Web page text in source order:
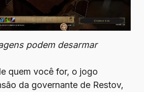
podem desarmar
quem você for, o jogo
da governante de Restov,